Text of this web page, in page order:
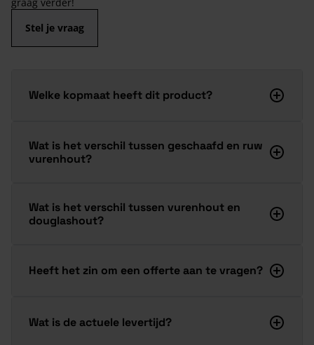
Stel je vraag
Welke kopmaat heeft dit product?
Wat is het verschil tussen geschaafd en ruw
vurenhout?
Wat is het verschil tussen vurenhout en
douglashout?
Heeft het zin om een offerte aan te vragen?
Wat is de actuele levertijd?